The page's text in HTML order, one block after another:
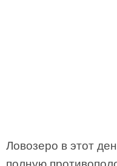
Ловозеро в этот